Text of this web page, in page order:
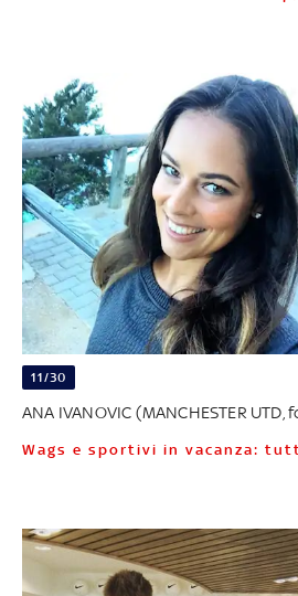
11/30
ANA IVANOVIC (MANCHESTER
Wags e sportivi in vacanza: